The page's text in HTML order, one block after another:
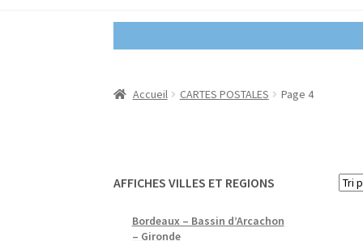
Accueil CARTES POSTALES Page 4
AFFICHES VILLES ET REGIONS
Bordeaux – Bassin d’Arcachon
– Gironde